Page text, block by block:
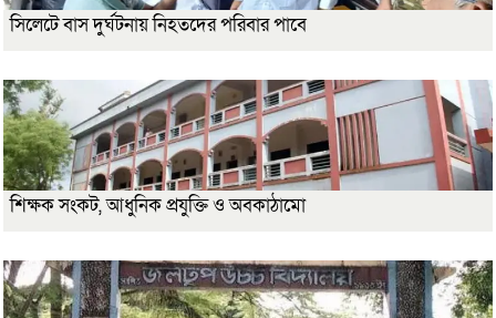
সিলেটে বাস দুর্ঘটনায় নিহতদের পরিবার পাবে
শিক্ষক সংকট, আধুনিক প্রযুক্তি ও অবকাঠামো